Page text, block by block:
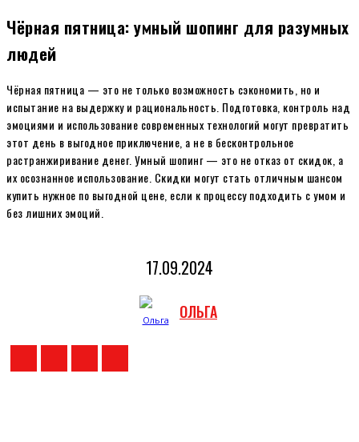
Чёрная пятница: умный шопинг для разумных
людей
Чёрная пятница — это не только возможность сэкономить, но и
испытание на выдержку и рациональность. Подготовка, контроль над
эмоциями и использование современных технологий могут превратить
этот день в выгодное приключение, а не в бесконтрольное
растранжиривание денег. Умный шопинг — это не отказ от скидок, а
их осознанное использование. Скидки могут стать отличным шансом
купить нужное по выгодной цене, если к процессу подходить с умом и
без лишних эмоций.
17.09.2024
ОЛЬГА